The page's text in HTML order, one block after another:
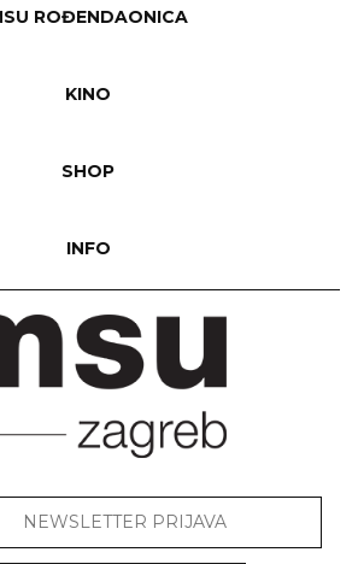
ROĐENDAONICA
KINO
SHOP
INFO